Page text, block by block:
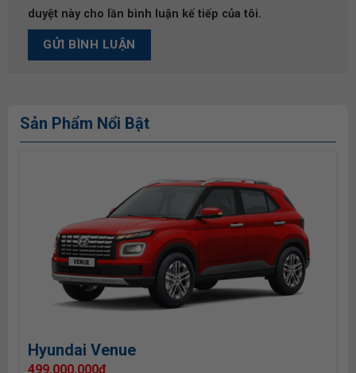
duyệt này cho lần bình luận kế tiếp của tôi.
Sản Phẩm Nổi Bật
Hyundai Venue
499,000,000₫